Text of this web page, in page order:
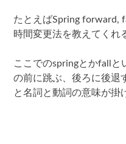
たとえばSpring forward,
時間変更法を教えてくれ
ここでのspringとかfallと
の前に跳ぶ、後ろに後退
と名詞と動詞の意味が掛